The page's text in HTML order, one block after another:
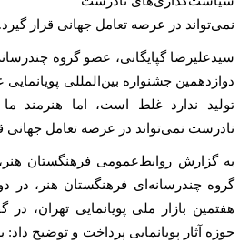
در عرصه تعامل جهانی قرار گیرد.
گپایگانی، عضو گروه
جشنواره بین‌المللی پویانمایی
ندارد غلط است، اما هنرمند
نمی‌تواند در عرصه تعامل جهانی
گزارش روابط‌عمومی فرهنگستان هنر،
چندرسانه‌ای فرهنگستان هنر، در
بازار ملی پویانمایی تهران، در
آثار پویانمایی پرداخت و توضیح داد: